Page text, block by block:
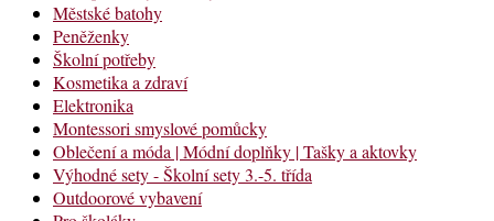
Městské batohy
Peněženky
Školní potřeby
Kosmetika a zdraví
Elektronika
Montessori smyslové pomůcky
Oblečení a móda | Módní doplňky | Tašky a aktovky
Výhodné sety - Školní sety 3.-5. třída
Outdoorové vybavení